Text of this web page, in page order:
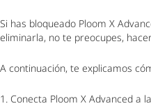
Si has bloqueado Ploom X
eliminarla, no te preocupes,
A continuación, te explicamos
1. Conecta Ploom X Advanced a